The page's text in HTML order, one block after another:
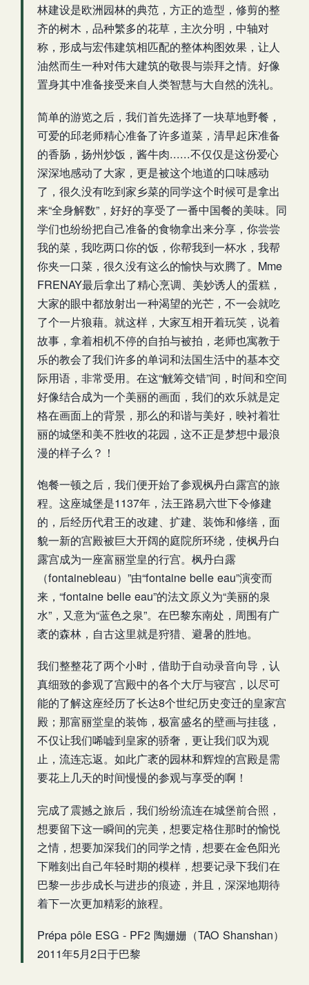
林建设是欧洲园林的典范，方正的造型，修剪的整
齐的树木，品种繁多的花草，主次分明，中轴对
称，形成与宏伟建筑相匹配的整体构图效果，让人
油然而生一种对伟大建筑的敬畏与崇拜之情。好像
置身其中准备接受来自人类智慧与大自然的洗礼。
简单的游览之后，我们首先选择了一块草地野餐，
可爱的邱老师精心准备了许多道菜，清早起床准备
的香肠，扬州炒饭，酱牛肉......不仅仅是这份爱心
深深地感动了大家，更是被这个地道的口味感动
了，很久没有吃到家乡菜的同学这个时候可是拿出
来“全身解数”，好好的享受了一番中国餐的美味。同
学们也纷纷把自己准备的食物拿出来分享，你尝尝
我的菜，我吃两口你的饭，你帮我到一杯水，我帮
你夹一口菜，很久没有这么的愉快与欢腾了。Mme
FRENAY最后拿出了精心烹调、美妙诱人的蛋糕，
大家的眼中都放射出一种渴望的光芒，不一会就吃
了个一片狼藉。就这样，大家互相开着玩笑，说着
故事，拿着相机不停的自拍与被拍，老师也寓教于
乐的教会了我们许多的单词和法国生活中的基本交
际用语，非常受用。在这“觥筹交错”间，时间和空间
好像结合成为一个美丽的画面，我们的欢乐就是定
格在画面上的背景，那么的和谐与美好，映衬着壮
丽的城堡和美不胜收的花园，这不正是梦想中最浪
漫的样子么？！
饱餐一顿之后，我们便开始了参观枫丹白露宫的旅
程。这座城堡是1137年，法王路易六世下令修建
的，后经历代君王的改建、扩建、装饰和修缮，面
貌一新的宫殿被巨大开阔的庭院所环绕，使枫丹白
露宫成为一座富丽堂皇的行宫。枫丹白露
（fontainebleau）”由“fontaine belle eau”演变而
来，“fontaine belle eau”的法文原义为“美丽的泉
水”，又意为“蓝色之泉”。在巴黎东南处，周围有广
袤的森林，自古这里就是狩猎、避暑的胜地。
我们整整花了两个小时，借助于自动录音向导，认
真细致的参观了宫殿中的各个大厅与寝宫，以尽可
能的了解这座经历了长达8个世纪历史变迁的皇家宫
殿；那富丽堂皇的装饰，极富盛名的壁画与挂毯，
不仅让我们唏嘘到皇家的骄奢，更让我们叹为观
止，流连忘返。如此广袤的园林和辉煌的宫殿是需
要花上几天的时间慢慢的参观与享受的啊！
完成了震撼之旅后，我们纷纷流连在城堡前合照，
想要留下这一瞬间的完美，想要定格住那时的愉悦
之情，想要加深我们的同学之情，想要在金色阳光
下雕刻出自己年轻时期的模样，想要记录下我们在
巴黎一步步成长与进步的痕迹，并且，深深地期待
着下一次更加精彩的旅程。
Prépa pôle ESG - PF2 陶姗姗（TAO Shanshan）
2011年5月2日于巴黎